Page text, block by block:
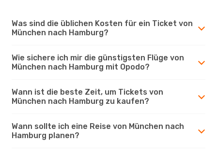
Was sind die üblichen Kosten für ein Ticket von
München nach Hamburg?
Wie sichere ich mir die günstigsten Flüge von
München nach Hamburg mit Opodo?
Wann ist die beste Zeit, um Tickets von
München nach Hamburg zu kaufen?
Wann sollte ich eine Reise von München nach
Hamburg planen?